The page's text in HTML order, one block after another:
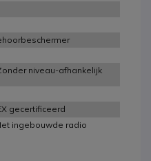
niveau-afhankelijk
gecertificeerd
ingebouwde radio